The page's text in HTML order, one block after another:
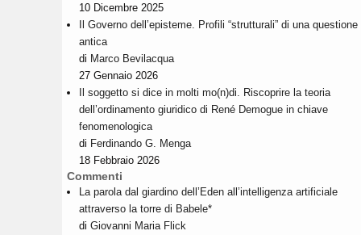
10 Dicembre 2025
Il Governo dell’episteme. Profili “strutturali” di una questione
antica
di Marco Bevilacqua
27 Gennaio 2026
Il soggetto si dice in molti mo(n)di. Riscoprire la teoria
dell’ordinamento giuridico di René Demogue in chiave
fenomenologica
di Ferdinando G. Menga
18 Febbraio 2026
Commenti
La parola dal giardino dell’Eden all’intelligenza artificiale
attraverso la torre di Babele*
di Giovanni Maria Flick